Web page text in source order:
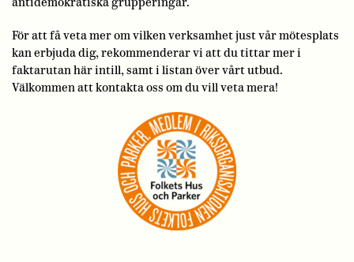
För att få veta mer om vilken verksamhet just vår mötesplats
kan erbjuda dig, rekommenderar vi att du tittar mer i
faktarutan här intill, samt i listan över vårt utbud.
Välkommen att kontakta oss om du vill veta mera!